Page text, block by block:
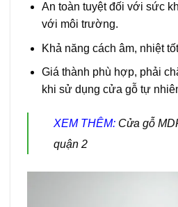
An toàn tuyệt đối với sức
với môi trường.
Khả năng cách âm, nhiệt
Giá thành phù hợp, phải
khi sử dụng cửa gỗ tự
XEM THÊM: Cửa gỗ
quận 2